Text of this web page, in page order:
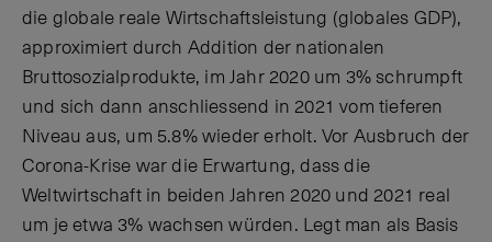
die globale reale Wirtschaftsleistung (globales GDP),
approximiert durch Addition der nationalen
Bruttosozialprodukte, im Jahr 2020 um 3% schrumpft
und sich dann anschliessend in 2021 vom tieferen
Niveau aus, um 5.8% wieder erholt. Vor Ausbruch der
Corona-Krise war die Erwartung, dass die
Weltwirtschaft in beiden Jahren 2020 und 2021 real
um je etwa 3% wachsen würden. Legt man als Basis